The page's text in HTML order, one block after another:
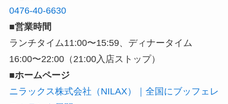
0476-40-6630
■営業時間
ランチタイム11:00〜15:59、ディナータイム
16:00〜22:00（21:00入店ストップ）
■ホームページ
ニラックス株式会社（NILAX）｜全国にブッフェレ